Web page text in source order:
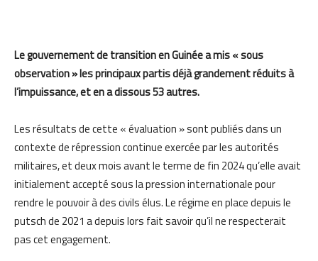
Le gouvernement de transition en Guinée a mis « sous
observation » les principaux partis déjà grandement réduits à
l’impuissance, et en a dissous 53 autres.
Les résultats de cette « évaluation » sont publiés dans un
contexte de répression continue exercée par les autorités
militaires, et deux mois avant le terme de fin 2024 qu’elle avait
initialement accepté sous la pression internationale pour
rendre le pouvoir à des civils élus. Le régime en place depuis le
putsch de 2021 a depuis lors fait savoir qu’il ne respecterait
pas cet engagement.